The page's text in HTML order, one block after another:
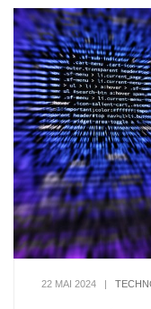
22 MAI 2024